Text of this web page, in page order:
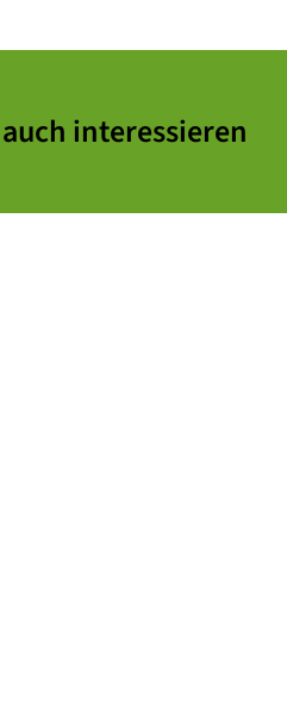
interessieren